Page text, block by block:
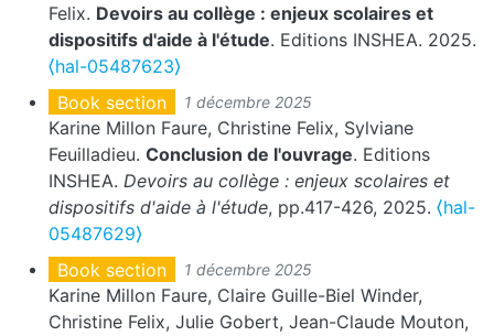
Felix. Devoirs au collège : enjeux scolaires et
dispositifs d'aide à l'étude. Editions INSHEA. 2025.
⟨hal-05487623⟩
Book section
1 décembre 2025
Karine Millon Faure, Christine Felix, Sylviane
Feuilladieu. Conclusion de l'ouvrage. Editions
INSHEA. Devoirs au collège : enjeux scolaires et
dispositifs d'aide à l'étude, pp.417-426, 2025. ⟨hal-
05487629⟩
Book section
1 décembre 2025
Karine Millon Faure, Claire Guille-Biel Winder,
Christine Felix, Julie Gobert, Jean-Claude Mouton,